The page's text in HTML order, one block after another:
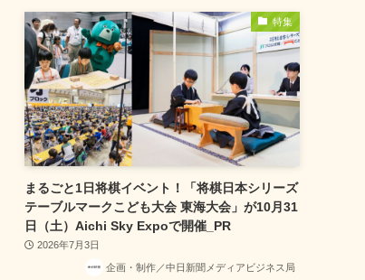
特集
まるごと1日将棋イベント！「将棋日本シリーズ
テーブルマークこども大会 東海大会」が10月31
日（土）Aichi Sky Expoで開催_PR
2026年7月3日
企画・制作／中日新聞メディアビジネス局